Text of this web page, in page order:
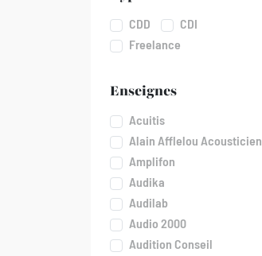
CDD
CDI
Freelance
Enseignes
Acuitis
Alain Afflelou Acousticien
Amplifon
Audika
Audilab
Audio 2000
Audition Conseil